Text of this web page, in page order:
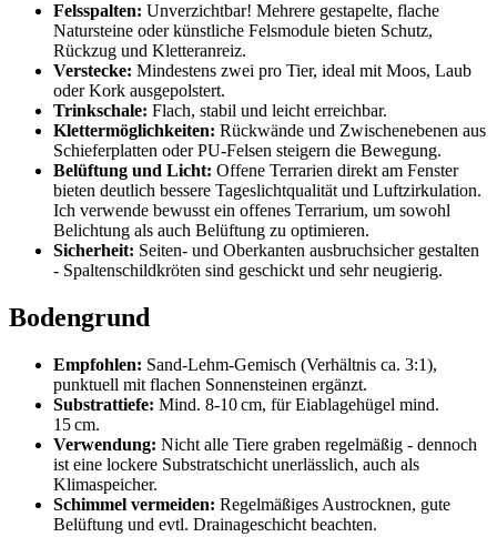
Felsspalten: Unverzichtbar! Mehrere gestapelte, flache
Natursteine oder künstliche Felsmodule bieten Schutz,
Rückzug und Kletteranreiz.
Verstecke: Mindestens zwei pro Tier, ideal mit Moos, Laub
oder Kork ausgepolstert.
Trinkschale: Flach, stabil und leicht erreichbar.
Klettermöglichkeiten: Rückwände und Zwischenebenen aus
Schieferplatten oder PU-Felsen steigern die Bewegung.
Belüftung und Licht: Offene Terrarien direkt am Fenster
bieten deutlich bessere Tageslichtqualität und Luftzirkulation.
Ich verwende bewusst ein offenes Terrarium, um sowohl
Belichtung als auch Belüftung zu optimieren.
Sicherheit: Seiten- und Oberkanten ausbruchsicher gestalten
- Spaltenschildkröten sind geschickt und sehr neugierig.
Bodengrund
Empfohlen: Sand-Lehm-Gemisch (Verhältnis ca. 3:1),
punktuell mit flachen Sonnensteinen ergänzt.
Substrattiefe: Mind. 8-10 cm, für Eiablagehügel mind.
15 cm.
Verwendung: Nicht alle Tiere graben regelmäßig - dennoch
ist eine lockere Substratschicht unerlässlich, auch als
Klimaspeicher.
Schimmel vermeiden: Regelmäßiges Austrocknen, gute
Belüftung und evtl. Drainageschicht beachten.